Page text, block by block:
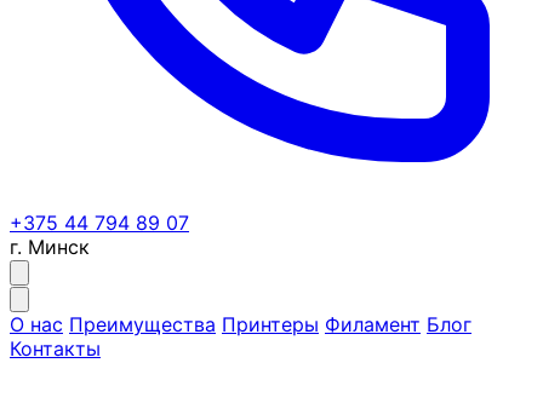
+375 44 794 89 07
г. Минск
О нас Преимущества Принтеры Филамент Блог
Контакты